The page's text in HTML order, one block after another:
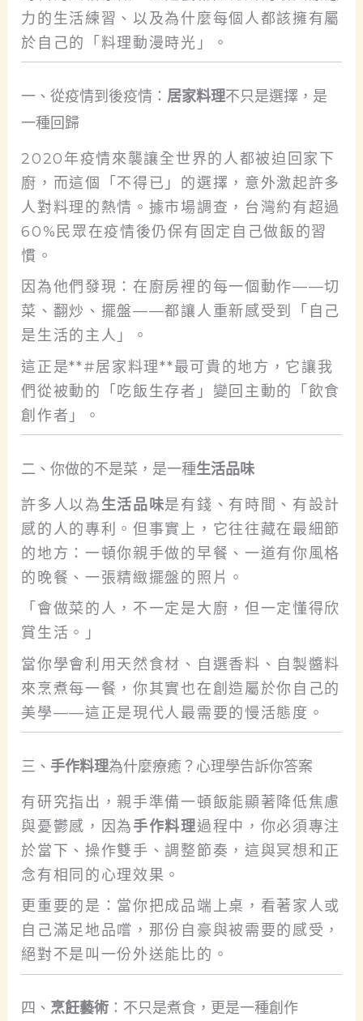
力的生活練習、以及為什麼每個人都該擁有屬
於自己的「料理動漫時光」。
一、從疫情到後疫情： 居家料理不只是選擇，是
一種回歸
2020年疫情來襲讓全世界的人都被迫回家下
廚，而這個「不得已」的選擇，意外激起許多
人對料理的熱情。據市場調查，台灣約有超過
60%民眾在疫情後仍保有固定自己做飯的習
慣。
因為他們發現：在廚房裡的每一個動作——切
菜、翻炒、擺盤——都讓人重新感受到「自己
是生活的主人」。
這正是**#居家料理**最可貴的地方，它讓我
們從被動的「吃飯生存者」變回主動的「飲食
創作者」。
二、你做的不是菜，是一種生活品味
許多人以為生活品味是有錢、有時間、有設計
感的人的專利。但事實上，它往往藏在最細節
的地方：一頓你親手做的早餐、一道有你風格
的晚餐、一張精緻擺盤的照片。
「會做菜的人，不一定是大廚，但一定懂得欣
賞生活。」
當你學會利用天然食材、自選香料、自製醬料
來烹煮每一餐，你其實也在創造屬於你自己的
美學——這正是現代人最需要的慢活態度。
三、 手作料理為什麼療癒？心理學告訴你答案
有研究指出，親手準備一頓飯能顯著降低焦慮
與憂鬱感，因為手作料理過程中，你必須專注
於當下、操作雙手、調整節奏，這與冥想和正
念有相同的心理效果。
更重要的是：當你把成品端上桌，看著家人或
自己滿足地品嚐，那份自豪與被需要的感受，
絕對不是叫一份外送能比的。
四、 烹飪藝術 ：不只是煮食，更是一種創作